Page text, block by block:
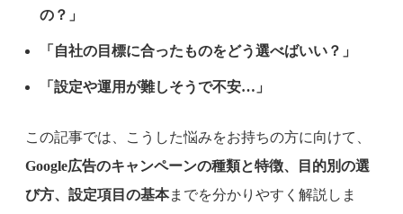
の？」
「自社の目標に合ったものをどう選べばいい？」
「設定や運用が難しそうで不安…」
この記事では、こうした悩みをお持ちの方に向けて、
Google広告のキャンペーンの種類と特徴、目的別の選
び方、設定項目の基本までを分かりやすく解説しま